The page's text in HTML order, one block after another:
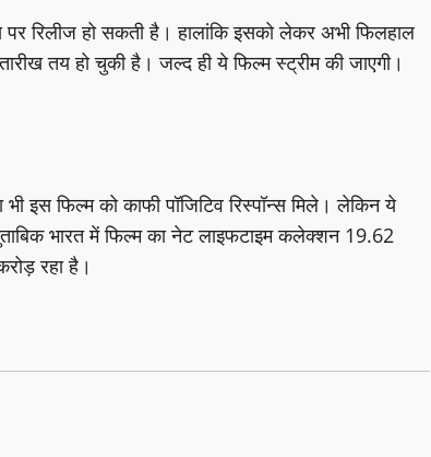
रिलीज हो सकती है। हालांकि इसको लेकर अभी फिलहाल
तय हो चुकी है। जल्द ही ये फिल्म स्ट्रीम की जाएगी।
इस फिल्म को काफी पॉजिटिव रिस्पॉन्स मिले। लेकिन ये
भारत में फिल्म का नेट लाइफटाइम कलेक्शन 19.62
रहा है।